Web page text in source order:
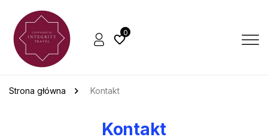
0
Strona główna Kontakt
Kontakt